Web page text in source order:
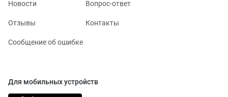
Новости Вопрос-ответ
Отзывы Контакты
Сообщение об ошибке
Для мобильных устройств